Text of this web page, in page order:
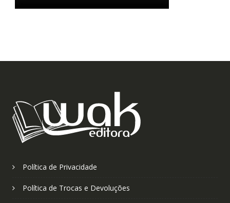
Política de Privacidade
Política de Trocas e Devoluções